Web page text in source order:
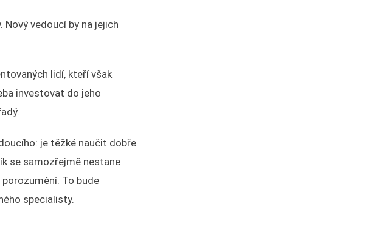
vedoucí by na jejich
lidí, kteří však
investovat do jeho
je těžké naučit dobře
se samozřejmě nestane
To bude
specialisty.